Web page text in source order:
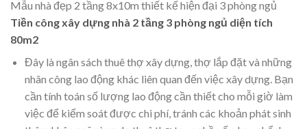
ngủbao gồm chi phí các vật liệu xây dựng như gạch, xi
măng, sắt thép, gỗ, kính, đá granite,… Do đó, chủ đầu tư
cần tính toán đầy đủ số lượng và giá thành của các vật liệu
để có một ngân sách xây dựng chính xác.
Mẫu nhà đẹp 2 tầng 8x10m thiết kế hiện đại 3 phòng ngủ